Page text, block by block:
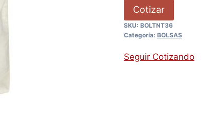
Cotizar
SKU: BOLTNT36
Categoría: BOLSAS
Seguir Cotizando